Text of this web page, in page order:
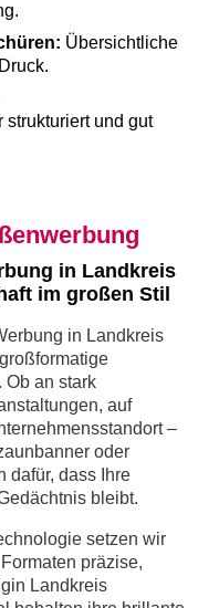
Übersichtliche
strukturiert und gut
in Landkreis
im großen Stil
in Landkreis
Ob an stark
auf
–
oder
dafür, dass Ihre
bleibt.
setzen wir
präzise,
Landkreis